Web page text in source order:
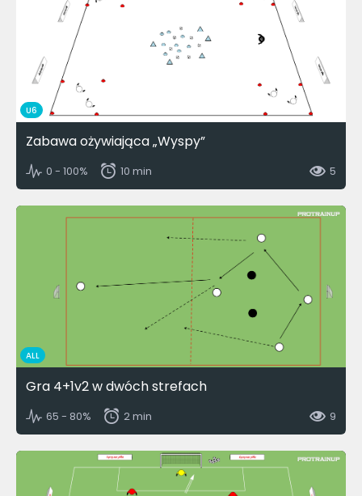
U6
Zabawa ożywiająca „Wyspy”
0 - 100% 10 min 5
ALL
Gra 4+1v2 w dwóch strefach
65 - 80% 2 min 9